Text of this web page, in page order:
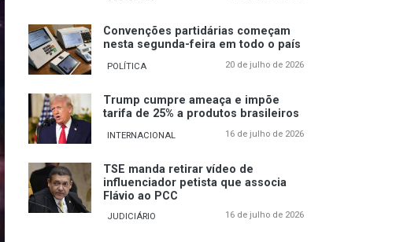
Convenções partidárias começam
nesta segunda-feira em todo o país
POLÍTICA 20 de julho de 2026
Trump cumpre ameaça e impõe
tarifa de 25% a produtos brasileiros
INTERNACIONAL 16 de julho de 2026
TSE manda retirar vídeo de
influenciador petista que associa
Flávio ao PCC
JUDICIÁRIO 16 de julho de 2026